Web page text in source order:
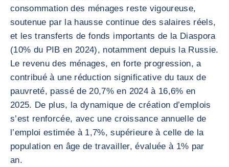
consommation des ménages reste vigoureuse,
soutenue par la hausse continue des salaires réels,
et les transferts de fonds importants de la Diaspora
(10% du PIB en 2024), notamment depuis la Russie.
Le revenu des ménages, en forte progression, a
contribué à une réduction significative du taux de
pauvreté, passé de 20,7% en 2024 à 16,6% en
2025. De plus, la dynamique de création d’emplois
s’est renforcée, avec une croissance annuelle de
l’emploi estimée à 1,7%, supérieure à celle de la
population en âge de travailler, évaluée à 1% par
an.